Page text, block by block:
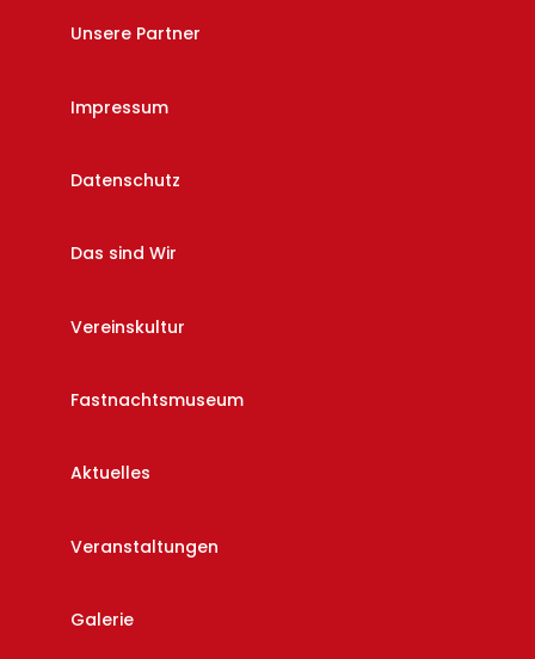
Unsere Partner
Impressum
Datenschutz
Das sind Wir
Vereinskultur
Fastnachtsmuseum
Aktuelles
Veranstaltungen
Galerie